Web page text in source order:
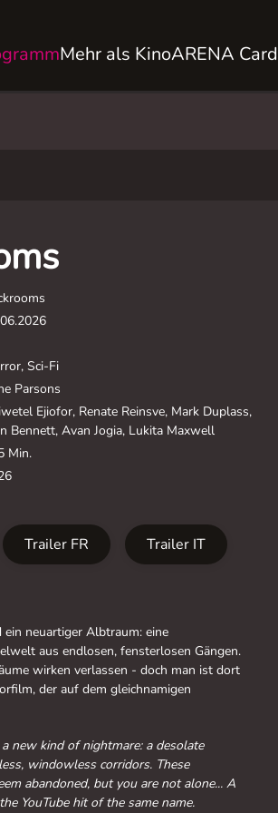
Mehr als KinoARENA Card
Sci-Fi
Parsons
Ejiofor, Renate Reinsve, Mark Duplass,
Bennett, Avan Jogia, Lukita Maxwell
Min.
Trailer FR
Trailer IT
ein neuartiger Albtraum: eine
aus endlosen, fensterlosen Gängen.
wirken verlassen - doch man ist dort
der auf dem gleichnamigen
a new kind of nightmare: a desolate
windowless corridors. These
abandoned, but you are not alone... A
YouTube hit of the same name.